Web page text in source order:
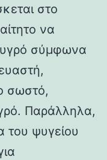
στο
να
υγρό σύμφωνα
σωστό,
Παράλληλα,
του ψυγείου